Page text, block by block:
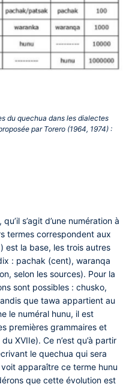
du quechua dans les dialectes
par Torero (1964, 1974) :
s’agit d’une numération à
termes correspondent aux
est la base, les trois autres
: pachak (cent), waranqa
selon les sources). Pour la
sont possibles : chusko,
que tawa appartient au
le numéral hunu, il est
premières grammaires et
XVIIe). Ce n’est qu’à partir
le quechua qui sera
apparaître ce terme hunu
que cette évolution est